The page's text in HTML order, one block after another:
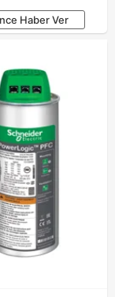
Haber Ver